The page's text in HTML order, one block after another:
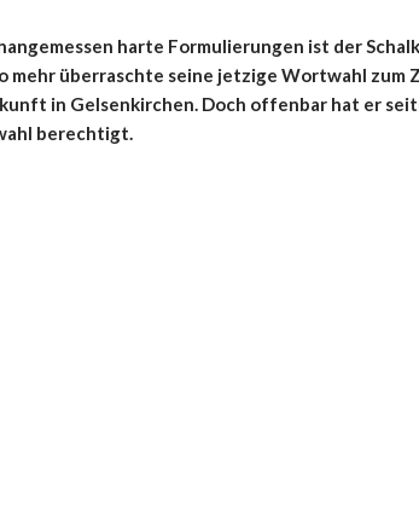
harte Formulierungen ist der
mehr überraschte seine jetzige Wortwahl zum
in Gelsenkirchen. Doch offenbar hat er
berechtigt.